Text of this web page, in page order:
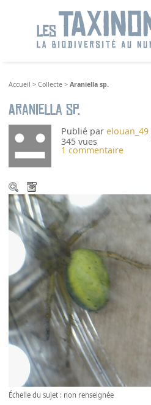
Accueil >Collecte >Araniella sp.
Araniella sp.
Publié parelouan_49
345 vues
1 commentaire
Échelle du sujet : non renseignée